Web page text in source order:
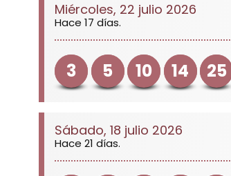
Miércoles, 22 julio 2026
Hace 17 días.
3 5 10 14 25
Sábado, 18 julio 2026
Hace 21 días.